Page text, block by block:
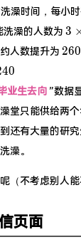
澡时间，每小
洗澡的人数为 3
8
3
人数提升为 260
260
40
业生去向 ”数据
堂只能供给两
还有大量的研
澡。
（不考虑别人
页面